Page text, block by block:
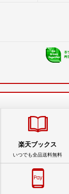
楽天ブックス
いつでも全品送料無料